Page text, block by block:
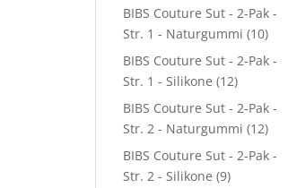
BIBS Couture Sut - 2-Pak -
Str. 1 - Naturgummi (10)
BIBS Couture Sut - 2-Pak -
Str. 1 - Silikone (12)
BIBS Couture Sut - 2-Pak -
Str. 2 - Naturgummi (12)
BIBS Couture Sut - 2-Pak -
Str. 2 - Silikone (9)